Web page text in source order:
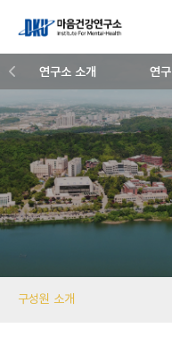
연구소 소개 연구
구성원 소개